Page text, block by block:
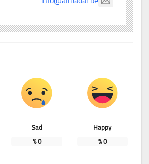
Happy
0
%
Sad
0
%